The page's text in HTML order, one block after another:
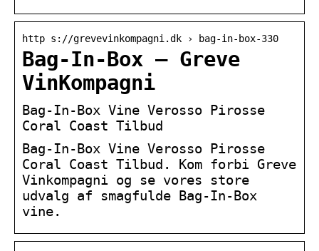
http s://grevevinkompagni.dk › bag-in-box-330
Bag-In-Box – Greve
VinKompagni
Bag-In-Box Vine Verosso Pirosse
Coral Coast Tilbud
Bag-In-Box Vine Verosso Pirosse
Coral Coast Tilbud. Kom forbi Greve
Vinkompagni og se vores store
udvalg af smagfulde Bag-In-Box
vine.